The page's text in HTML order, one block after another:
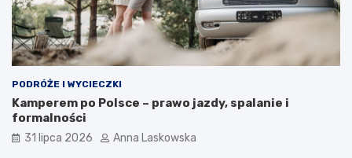
PODRÓŻE I WYCIECZKI
Kamperem po Polsce – prawo jazdy, spalanie i
formalności
31 lipca 2026 Anna Laskowska